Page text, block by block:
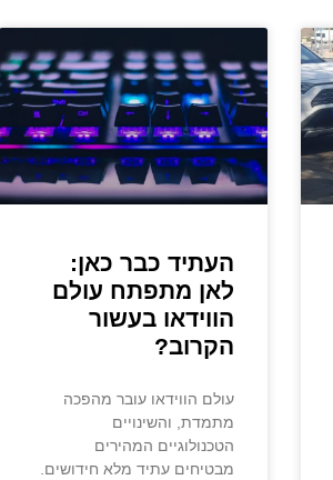
העתיד כבר כאן:
לאן מתפתח עולם
הווידאו בעשור
הקרוב?
עולם הווידאו עובר מהפכה
מתמדת, והשינויים
הטכנולוגיים המהירים
מבטיחים עתיד מלא חידושים.